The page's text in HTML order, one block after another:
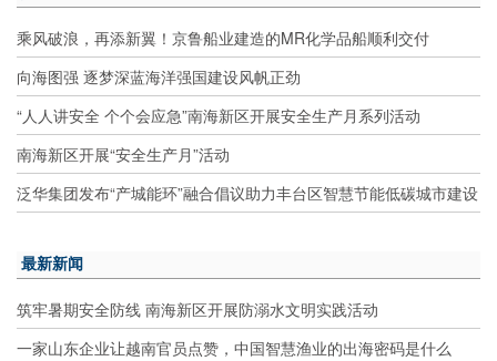
乘风破浪，再添新翼！京鲁船业建造的MR化学品船顺利交付
向海图强 逐梦深蓝海洋强国建设风帆正劲
“人人讲安全 个个会应急”南海新区开展安全生产月系列活动
南海新区开展“安全生产月”活动
泛华集团发布“产城能环”融合倡议助力丰台区智慧节能低碳城市建设
最新新闻
筑牢暑期安全防线 南海新区开展防溺水文明实践活动
一家山东企业让越南官员点赞，中国智慧渔业的出海密码是什么